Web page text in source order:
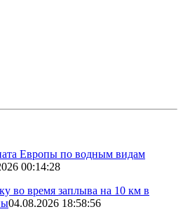
Европы по водным видам
00:14:28
во время заплыва на 10 км в
04.08.2026 18:58:56